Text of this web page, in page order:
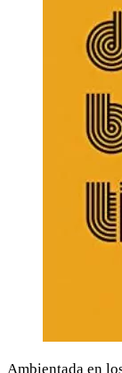
Ambientada en